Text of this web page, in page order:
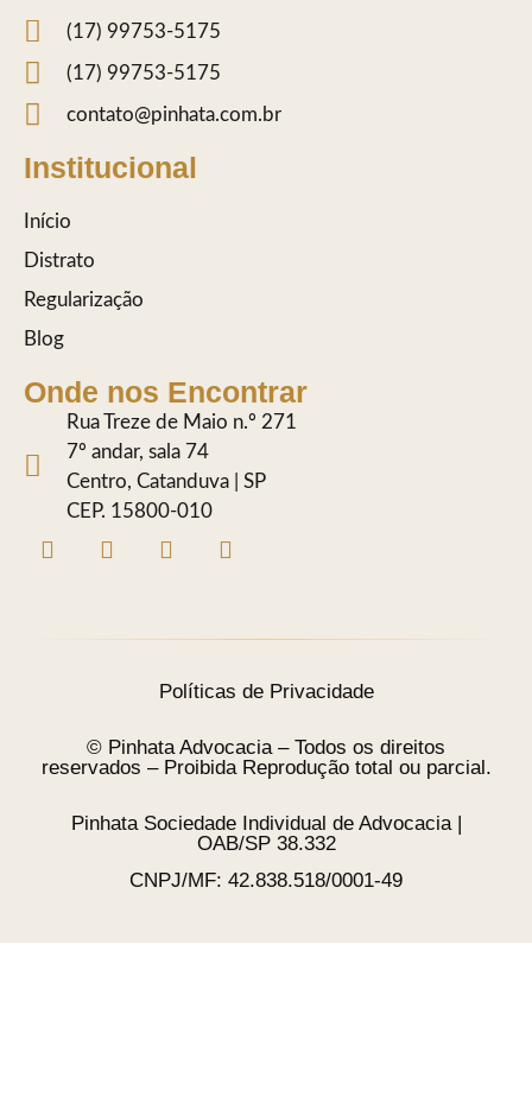
(17) 99753-5175
(17) 99753-5175
contato@pinhata.com.br
Institucional
Início
Distrato
Regularização
Blog
Onde nos Encontrar
Rua Treze de Maio n.º 271
7º andar, sala 74
Centro, Catanduva | SP
CEP. 15800-010
Políticas de Privacidade
© Pinhata Advocacia – Todos os direitos
reservados – Proibida Reprodução total ou parcial.
Pinhata Sociedade Individual de Advocacia |
OAB/SP 38.332
CNPJ/MF: 42.838.518/0001-49